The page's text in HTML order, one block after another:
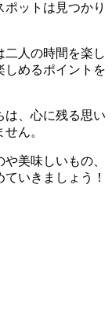
ットは見つかり
二人の時間を楽し
しめるポイントを
は、心に残る思い
ん。
美味しいもの、
いきましょう！